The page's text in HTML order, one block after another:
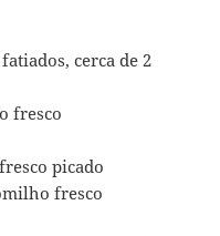
cerca de 2
fresco
picado
fresco